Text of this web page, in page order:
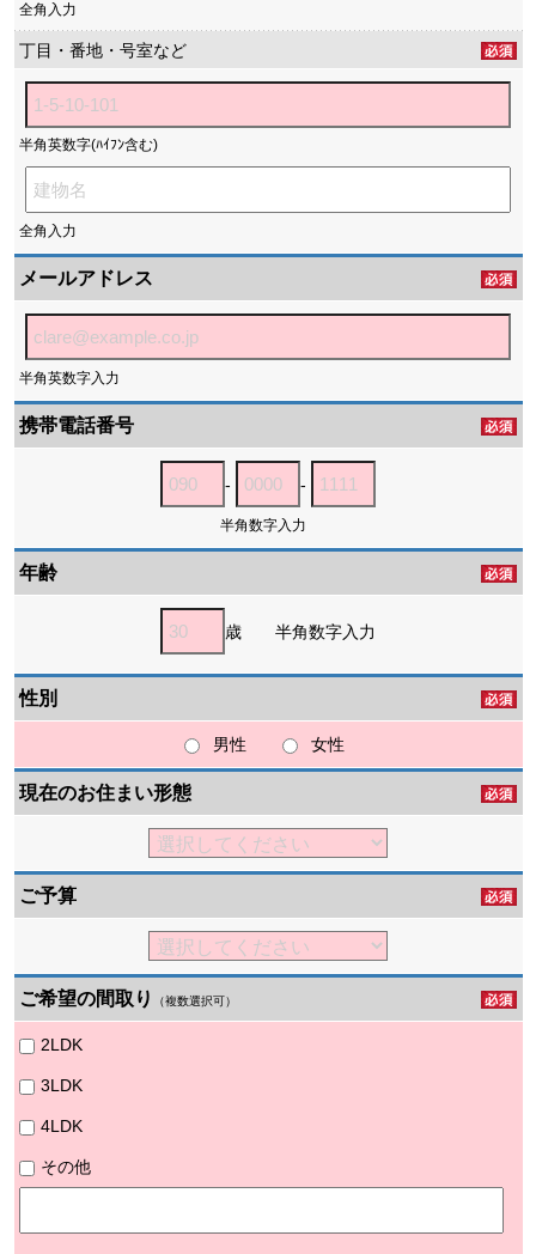
全角入力
丁目・番地・号室など
半角英数字(ﾊｲﾌﾝ含む)
全角入力
メールアドレス
半角英数字入力
携帯電話番号
- -
半角数字入力
年齢
歳 半角数字入力
性別
男性 女性
現在のお住まい形態
ご予算
ご希望の間取り （複数選択可）
2LDK
3LDK
4LDK
その他